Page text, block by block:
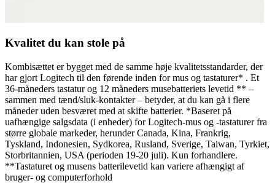
Kvalitet du kan stole på
Kombisættet er bygget med de samme høje kvalitetsstandarder, der
har gjort Logitech til den førende inden for mus og tastaturer* . Et
36-måneders tastatur og 12 måneders musebatteriets levetid ** –
sammen med tænd/sluk-kontakter – betyder, at du kan gå i flere
måneder uden besværet med at skifte batterier. *Baseret på
uafhængige salgsdata (i enheder) for Logitech-mus og -tastaturer fra
større globale markeder, herunder Canada, Kina, Frankrig,
Tyskland, Indonesien, Sydkorea, Rusland, Sverige, Taiwan, Tyrkiet,
Storbritannien, USA (perioden 19-20 juli). Kun forhandlere.
**Tastaturet og musens batterilevetid kan variere afhængigt af
bruger- og computerforhold